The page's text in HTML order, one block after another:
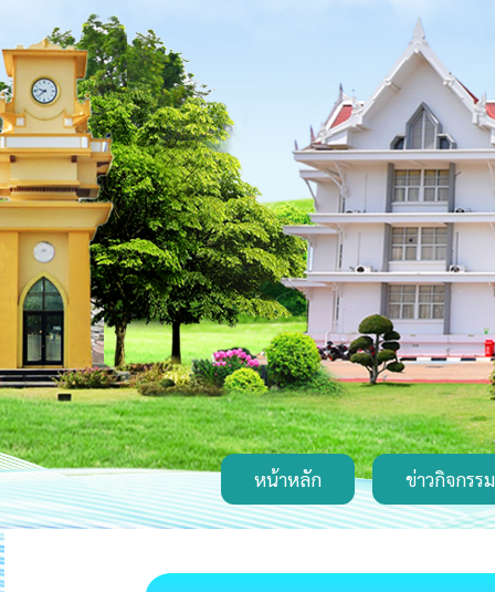
หน้าหลัก ข่าวกิจกรรม